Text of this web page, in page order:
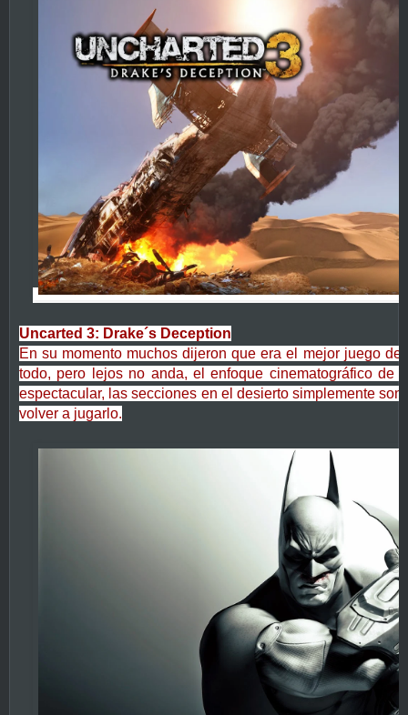
Uncarted 3: Drake´s Deception
En su momento muchos dijeron que era el mejor juego
todo, pero lejos no anda, el enfoque cinematográfico de
espectacular, las secciones en el desierto simplemente
volver a jugarlo.